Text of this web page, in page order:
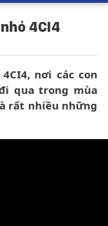
4CI4
nơi các con
qua trong mùa
rất nhiều những